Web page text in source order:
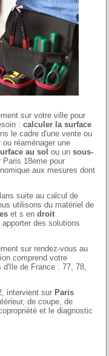
sur votre ville pour
:calculer la surface
le cadre d'une vente ou
réaménager une
au sol ou unsous-
18eme pour
aux mesures dont
suite au calcul de
utilisons du matériel de
et s endroit
des solutions
sur rendez-vous au
comprend votre
de France : 77, 78,
intervient sur Paris
de coupe, de
et le diagnostic